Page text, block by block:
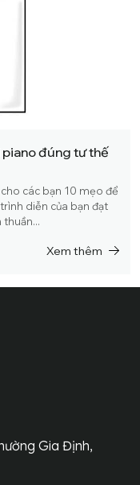
piano đúng tư thế
các bạn 10 mẹo để
diễn của bạn đạt
Xem thêm
Gia Định,